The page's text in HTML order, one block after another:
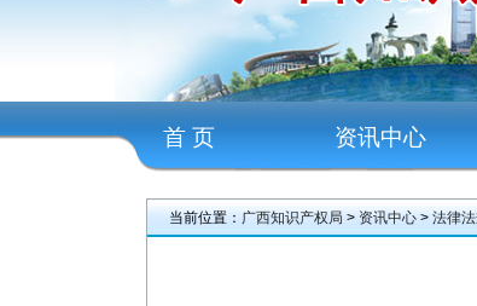
首 页 资讯中心
当前位置： 广西知识产权局 > 资讯中心 > 法律